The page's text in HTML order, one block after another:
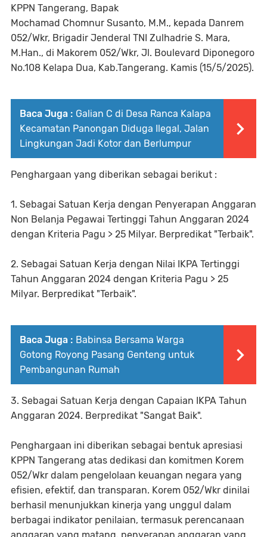
KPPN Tangerang, Bapak
Mochamad Chomnur Susanto, M.M., kepada Danrem
052/Wkr, Brigadir Jenderal TNI Zulhadrie S. Mara,
M.Han., di Makorem 052/Wkr, Jl. Boulevard Diponegoro
No.108 Kelapa Dua, Kab.Tangerang. Kamis (15/5/2025).
Baca Juga : Galian C di Desa Ranca Kalapa
Kecamatan Panongan Diduga Ilegal, Jalan
Lingkungan Jadi Kotor dan Berlumpur
Penghargaan yang diberikan sebagai berikut :
1. Sebagai Satuan Kerja dengan Penyerapan Anggaran
Non Belanja Pegawai Tertinggi Tahun Anggaran 2024
dengan Kriteria Pagu > 25 Milyar. Berpredikat "Terbaik".
2. Sebagai Satuan Kerja dengan Nilai IKPA Tertinggi
Tahun Anggaran 2024 dengan Kriteria Pagu > 25
Milyar. Berpredikat "Terbaik".
Baca Juga : Babinsa Bersama Warga
Gotong Royong Pasang Genteng untuk
Pembangunan Rumah
3. Sebagai Satuan Kerja dengan Capaian IKPA Tahun
Anggaran 2024. Berpredikat "Sangat Baik".
Penghargaan ini diberikan sebagai bentuk apresiasi
KPPN Tangerang atas dedikasi dan komitmen Korem
052/Wkr dalam pengelolaan keuangan negara yang
efisien, efektif, dan transparan. Korem 052/Wkr dinilai
berhasil menunjukkan kinerja yang unggul dalam
berbagai indikator penilaian, termasuk perencanaan